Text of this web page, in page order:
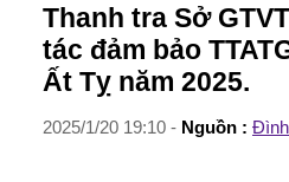
Thanh tra Sở
tác đảm bảo
Ất Tỵ năm 2025.
2025/1/20 19:10 - Nguồn :